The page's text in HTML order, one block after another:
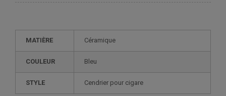
MATIÈRE Céramique
COULEUR Bleu
STYLE cendrier pour cigare